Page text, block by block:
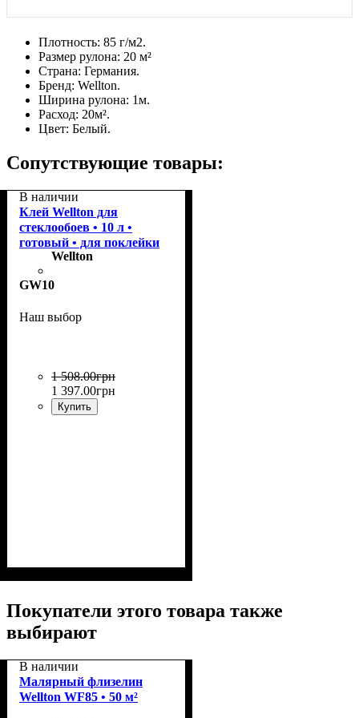
Плотность: 85 г/м2.
Размер рулона: 20 м²
Страна: Германия.
Бренд: Wellton.
Ширина рулона: 1м.
Расход: 20м².
Цвет: Белый.
Сопутствующие товары:
В наличии
Клей Wellton для
стеклообоев • 10 л •
готовый • для поклейки
Wellton
GW10
Наш выбор
1 508.00грн
1 397.00грн
Купить
на бумажной основе, для
тканевых обоев, для
тяжелых обоев.
Покупатели этого товара также
выбирают
В наличии
Малярный флизелин
Wellton WF85 • 50 м²